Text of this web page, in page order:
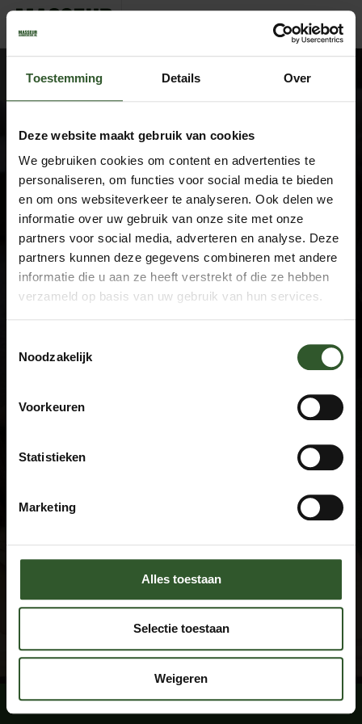
Toestemming Details Over
Deze website maakt gebruik van cookies
We gebruiken cookies om content en advertenties te
personaliseren, om functies voor social media te bieden
en om ons websiteverkeer te analyseren. Ook delen we
informatie over uw gebruik van onze site met onze
partners voor social media, adverteren en analyse. Deze
partners kunnen deze gegevens combineren met andere
informatie die u aan ze heeft verstrekt of die ze hebben
verzameld op basis van uw gebruik van hun services.
Noodzakelijk
Voorkeuren
Statistieken
Marketing
Alles toestaan
Selectie toestaan
Weigeren
Joeri
Google Rating
4.9
Based on 743 reviews
byTrust.Reviews
Masseurs
Sluit aan als masseur
Over ons
Algemene voorwaarden
Disclaimer
+31 615674769
info@masseuraandedeur.nl
Stay connected
Facebook
Boek een massage